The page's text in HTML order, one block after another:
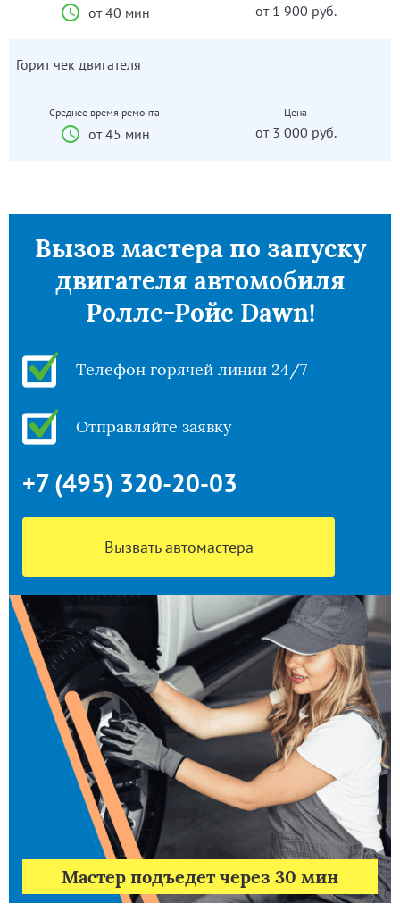
от 40 мин от 1 900 руб.
Горит чек двигателя
Среднее время ремонта
от 45 мин
Цена
от 3 000 руб.
Мастер подъедет через 30 мин
Вызов мастера по запуску
двигателя автомобиля
Роллс-Ройс Dawn!
Телефон горячей линии 24/7
Отправляйте заявку
+7 (495) 320-20-03
Вызвать автомастера